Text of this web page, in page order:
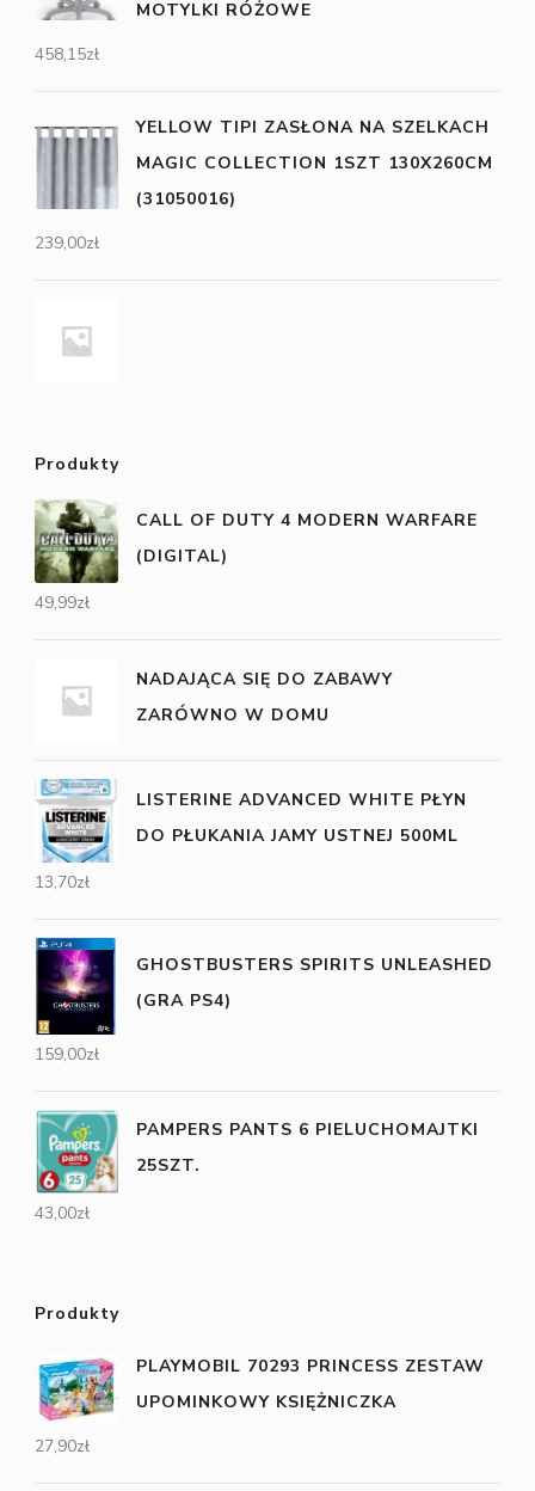
MOTYLKI RÓŻOWE
458,15zł
YELLOW TIPI ZASŁONA NA SZELKACH
MAGIC COLLECTION 1SZT 130X260CM
(31050016)
239,00zł
Produkty
CALL OF DUTY 4 MODERN WARFARE
(DIGITAL)
49,99zł
NADAJĄCA SIĘ DO ZABAWY
ZARÓWNO W DOMU
LISTERINE ADVANCED WHITE PŁYN
DO PŁUKANIA JAMY USTNEJ 500ML
13,70zł
GHOSTBUSTERS SPIRITS UNLEASHED
(GRA PS4)
159,00zł
PAMPERS PANTS 6 PIELUCHOMAJTKI
25SZT.
43,00zł
Produkty
PLAYMOBIL 70293 PRINCESS ZESTAW
UPOMINKOWY KSIĘŻNICZKA
27,90zł